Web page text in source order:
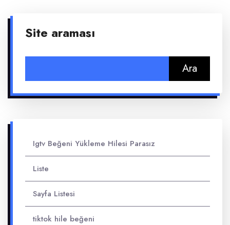
Site araması
Igtv Beğeni Yükleme Hilesi Parasız
Liste
Sayfa Listesi
tiktok hile beğeni